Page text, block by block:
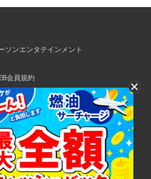
ソンエンタテインメント
会員規約
り扱いについて
方針